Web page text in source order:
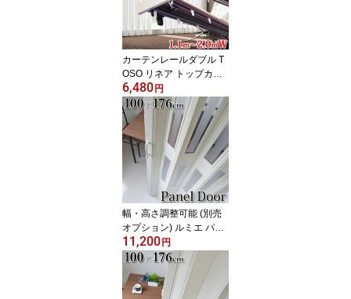
ズナブル 角型伸縮
カーテンレールダブル T
OSO リネア トップカバ
ー 2.0mダブル 伸縮カー
テンレール 伸縮 カーテ
ンレール ダブル 木目調
1.2～2.0mの範囲で使用
可 トップカバー付 サイ
ドカバー付 カーテンリタ
ーン仕様可 日本製
6,480円
幅・高さ調整可能 (別売
オプション) ルミエ パネ
ルドア アコーディオンカ
ーテン 窓付 【幅100cm×
高176cm】 間仕切り ア
コーディオンドア 【代引
11,200円